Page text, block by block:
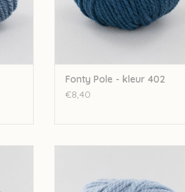
Fonty Pole - kleur 402
€8,40